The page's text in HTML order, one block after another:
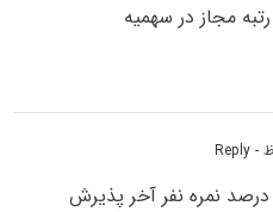
مجاز در سهمیه
- Reply
عزیز. شما باید ۸ع درصد نمره نفر آخر پذیرش